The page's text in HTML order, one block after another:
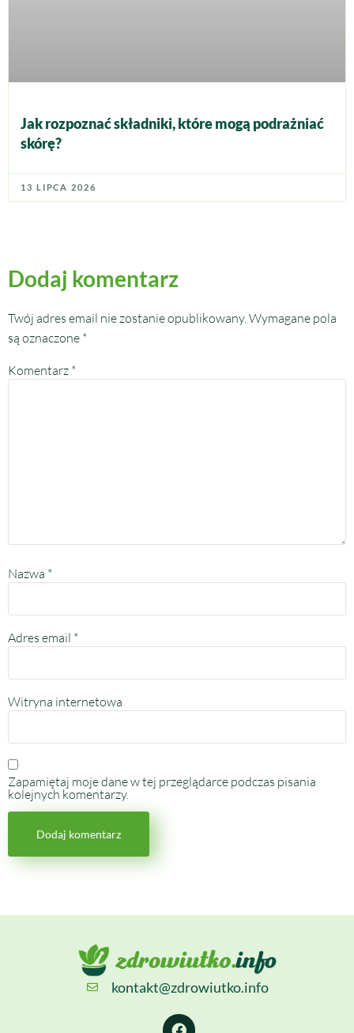
Jak rozpoznać składniki, które mogą podrażniać
skórę?
13 LIPCA 2026
Dodaj komentarz
Twój adres email nie zostanie opublikowany. Wymagane pola
są oznaczone *
Komentarz *
Nazwa *
Adres email *
Witryna internetowa
Zapamiętaj moje dane w tej przeglądarce podczas pisania
kolejnych komentarzy.
kontakt@zdrowiutko.info